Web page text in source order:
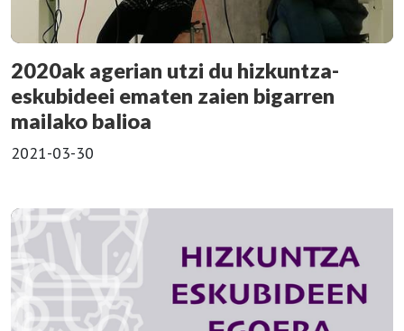
2020ak agerian utzi du hizkuntza-
eskubideei ematen zaien bigarren
mailako balioa
2021-03-30